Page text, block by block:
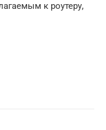
к роутеру,